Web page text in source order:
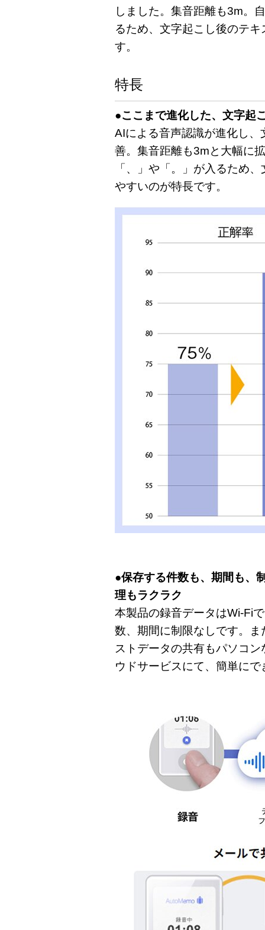
しました。集音距離も3m。
るため、文字起こし後のテ
す。
特長
●ここまで進化した、文字起
AIによる音声認識が進化し
善。集音距離も3mと大幅に
「、」や「。」が入るため
やすいのが特長です。
●保存する件数も、期間も、
理もラクラク
本製品の録音データはWi-Fi
数、期間に制限なしです。
ストデータの共有もパソコ
ウドサービスにて、簡単にで